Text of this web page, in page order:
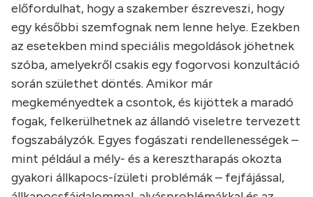
előfordulhat, hogy a szakember észreveszi, hogy
egy későbbi szemfognak nem lenne helye. Ezekben
az esetekben mind speciális megoldások jöhetnek
szóba, amelyekről csakis egy fogorvosi konzultáció
során születhet döntés. Amikor már
megkeményedtek a csontok, és kijöttek a maradó
fogak, felkerülhetnek az állandó viseletre tervezett
fogszabályzók. Egyes fogászati rendellenességek –
mint például a mély- és a keresztharapás okozta
gyakori állkapocs-ízületi problémák – fejfájással,